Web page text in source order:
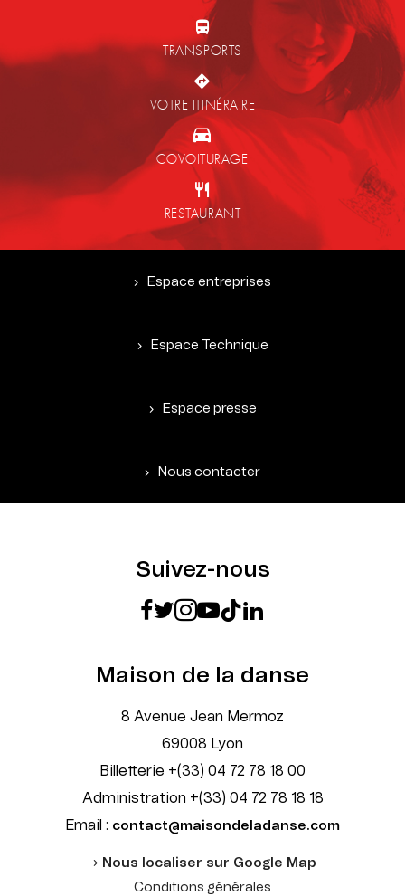
TRANSPORTS
VOTRE ITINÉRAIRE
COVOITURAGE
RESTAURANT
Espace entreprises
Espace Technique
Espace presse
Nous contacter
Suivez-nous
Maison de la danse
8 Avenue Jean Mermoz
69008 Lyon
Billetterie +(33) 04 72 78 18 00
Administration +(33) 04 72 78 18 18
Email : contact@maisondeladanse.com
Nous localiser sur Google Map
Conditions générales